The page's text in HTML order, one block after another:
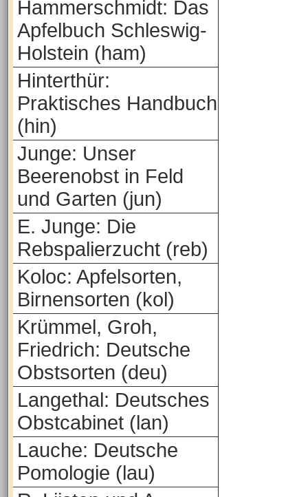
Hammerschmidt: Das
Apfelbuch Schleswig-
Holstein (ham)
Hinterthür:
Praktisches Handbuch
(hin)
Junge: Unser
Beerenobst in Feld
und Garten (jun)
E. Junge: Die
Rebspalierzucht (reb)
Koloc: Apfelsorten,
Birnensorten (kol)
Krümmel, Groh,
Friedrich: Deutsche
Obstsorten (deu)
Langethal: Deutsches
Obstcabinet (lan)
Lauche: Deutsche
Pomologie (lau)